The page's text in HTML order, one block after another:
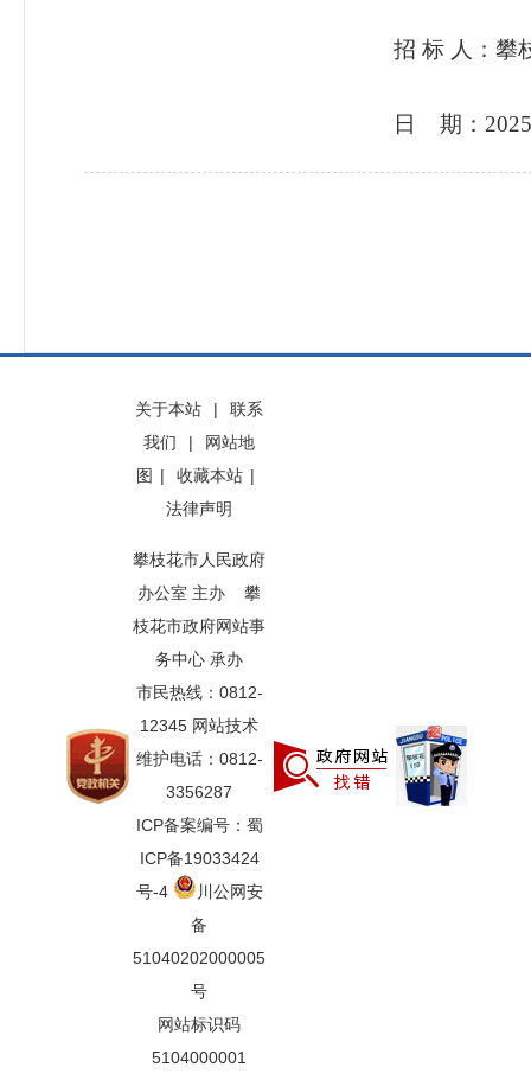
招 标 人：攀
日 期：
关于本站 |
联系
我们
|
网站地
图 | 收藏本站 |
法律声明
攀枝花市人民政府
办公室 主办 攀
枝花市政府网站事
务中心 承办
市民热线：0812-
12345 网站技术
维护电话：0812-
3356287
ICP备案编号：蜀
ICP备19033424
号-4
川公网安
备
51040202000005
号
网站标识码
5104000001